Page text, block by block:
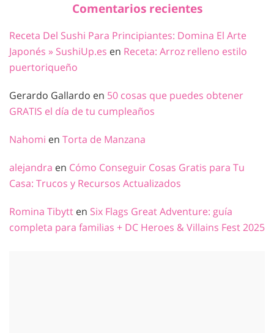
Comentarios recientes
Receta Del Sushi Para Principiantes: Domina El Arte
Japonés » SushiUp.es en Receta: Arroz relleno estilo
puertoriqueño
Gerardo Gallardo en 50 cosas que puedes obtener
GRATIS el día de tu cumpleaños
Nahomi en Torta de Manzana
alejandra en Cómo Conseguir Cosas Gratis para Tu
Casa: Trucos y Recursos Actualizados
Romina Tibytt en Six Flags Great Adventure: guía
completa para familias + DC Heroes & Villains Fest 2025